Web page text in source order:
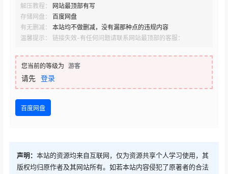
解压教程：
网站最顶部有写
存储网盘：
百度网盘
有无删减：
本站均不做删减，没有漏那种点的违规内容
温馨提示： 链接失效-有任何问题请联系网站最顶部的客服：
您当前的等级为 游客
请先 登录
百度网盘
声明： 本站的资源均来自互联网，仅为资源共享个人学习使用，其
版权均归原作者及其网站所有。如若本站内容侵犯了原著者的合法